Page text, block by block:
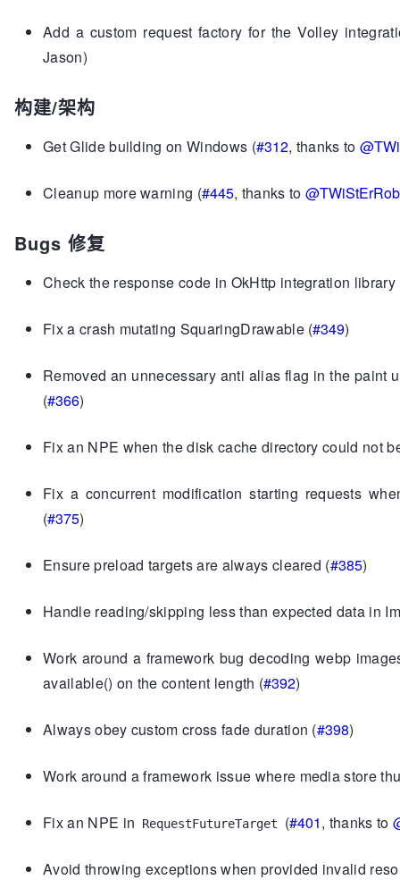
Add a custom request factory for the Volley
Jason)
构建/架构
Get Glide building on Windows (#312, thanks to
Cleanup more warning (#445, thanks to @TWiStErRob
Bugs 修复
Check the response code in OkHttp integration library
Fix a crash mutating SquaringDrawable (#349)
Removed an unnecessary anti alias flag in the paint
(#366)
Fix an NPE when the disk cache directory could not
Fix a concurrent modification starting requests
(#375)
Ensure preload targets are always cleared (#385)
Handle reading/skipping less than expected data in
Work around a framework bug decoding webp
available() on the content length (#392)
Always obey custom cross fade duration (#398)
Work around a framework issue where media store
Fix an NPE in RequestFutureTarget (#401, thanks to
Avoid throwing exceptions when provided invalid